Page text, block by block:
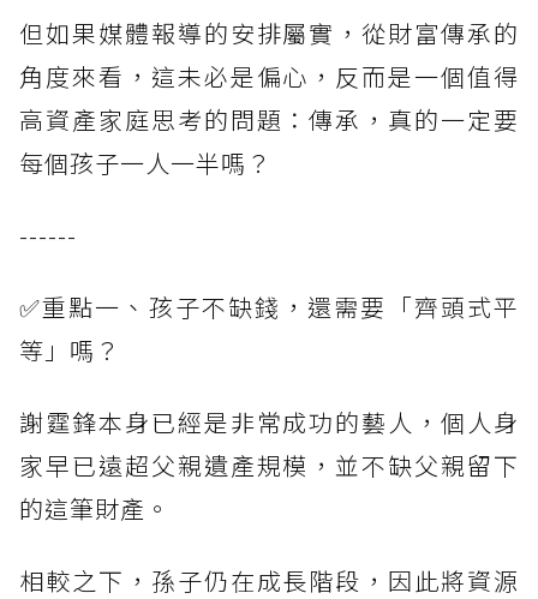
但如果媒體報導的安排屬實，從財富傳承的
角度來看，這未必是偏心，反而是一個值得
高資產家庭思考的問題：傳承，真的一定要
每個孩子一人一半嗎？
------
✅重點一、孩子不缺錢，還需要「齊頭式平
等」嗎？
謝霆鋒本身已經是非常成功的藝人，個人身
家早已遠超父親遺產規模，並不缺父親留下
的這筆財產。
相較之下，孫子仍在成長階段，因此將資源